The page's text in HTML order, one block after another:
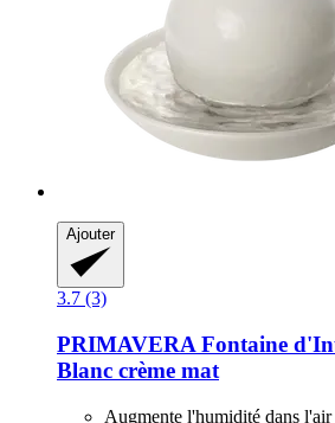
Ajouter
3.7 (3)
PRIMAVERA Fontaine
Blanc crème mat
Augmente l'humidité dans l'air